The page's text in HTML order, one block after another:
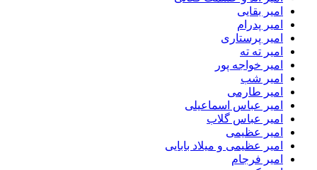
امیر بقایی
امیر پدرام
امیر پرستاری
امیر ته ته
امیر خواجه پور
امیر شب
امیر طارمی
امیر عباس اسماعیلی
امیر عباس گلاب
امیر عظیمی
امیر عظیمی و میلاد بابایی
امیر فرجام